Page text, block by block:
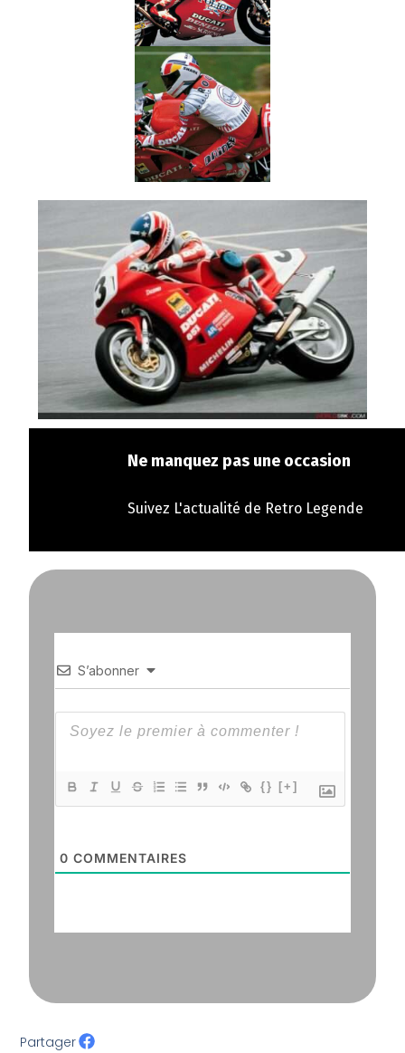
Ne manquez pas une occasion
Suivez L'actualité de Retro Legende
S’abonner
{} [+]
0 COMMENTAIRES
Partager